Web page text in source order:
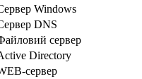
Windows
DNS
сервер
Directory
сервер